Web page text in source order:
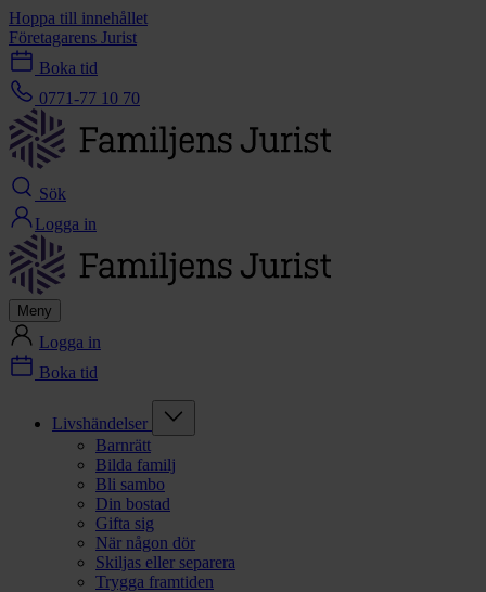
Hoppa till innehållet
Företagarens Jurist
Boka tid
0771-77 10 70
Sök
Logga in
Meny
Logga in
Boka tid
Livshändelser
Barnrätt
Bilda familj
Bli sambo
Din bostad
Gifta sig
När någon dör
Skiljas eller separera
Trygga framtiden